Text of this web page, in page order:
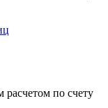
по счету